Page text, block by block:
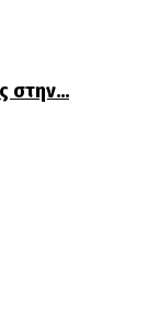
στην…